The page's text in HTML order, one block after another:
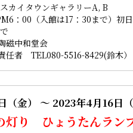
カイタウンギャラリーA, B
：00（入館は17：30まで）初
磁中和堂会
任者 TEL080-5516-8429(鈴木）
（金） ～ 2023年4月16日
り ひょうたんラン